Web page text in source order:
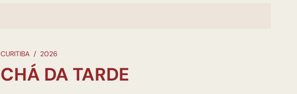
CURITIBA / 2026
CHÁ DA TARDE